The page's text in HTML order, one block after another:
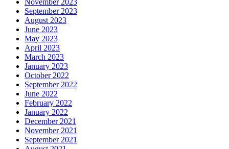
November 2023
September 2023
August 2023
June 2023
May 2023
April 2023
March 2023
January 2023
October 2022
September 2022
June 2022
February 2022
January 2022
December 2021
November 2021
September 2021